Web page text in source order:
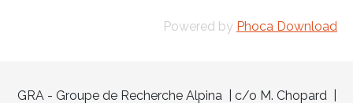
Powered by Phoca Download
GRA - Groupe de Recherche Alpina | c/o M. Chopard |